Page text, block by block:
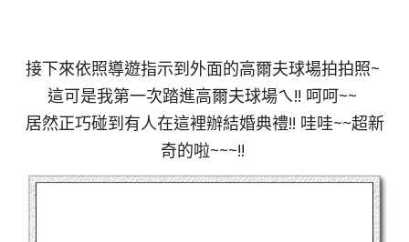
接下來依照導遊指示到外面的高爾夫球場拍拍照~
這可是我第一次踏進高爾夫球場ㄟ!! 呵呵~~
居然正巧碰到有人在這裡辦結婚典禮!! 哇哇~~超新
奇的啦~~~!!